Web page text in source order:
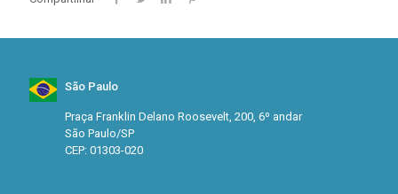
São Paulo
Praça Franklin Delano Roosevelt, 200, 6º andar
São Paulo/SP
CEP: 01303-020